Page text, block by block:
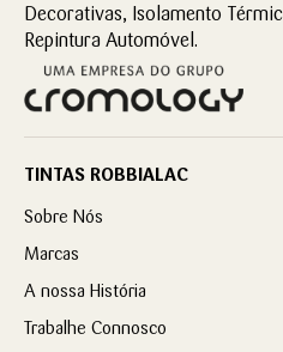
Decorativas, Isolamento
Repintura Automóvel.
TINTAS ROBBIALAC
Sobre Nós
Marcas
A nossa História
Trabalhe Connosco